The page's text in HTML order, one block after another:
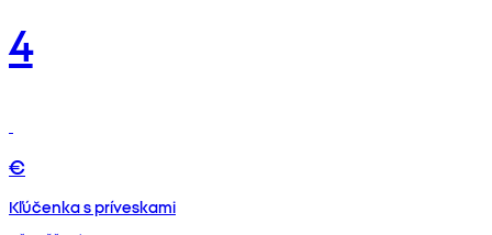
4
€
Kľúčenka s príveskami